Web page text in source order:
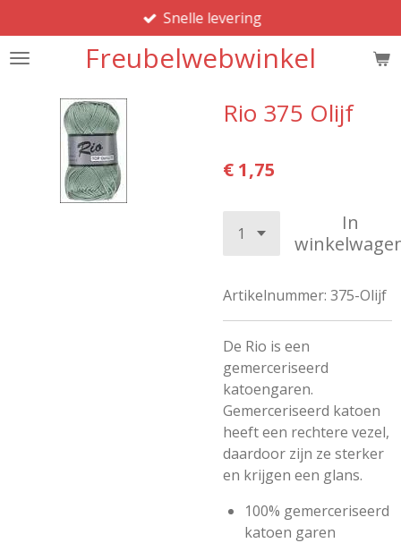
direct
naar
hoofdinhoud
Freubelwebwinkel
Snelle levering
Rio 375 Olijf
€ 1,75
In
Artikelnummer: 375-Olijf
De Rio is een
gemerceriseerd
katoengaren.
Gemerceriseerd katoen
heeft een rechtere vezel,
daardoor zijn ze sterker
en krijgen een glans.
100% gemerceriseerd
katoen garen